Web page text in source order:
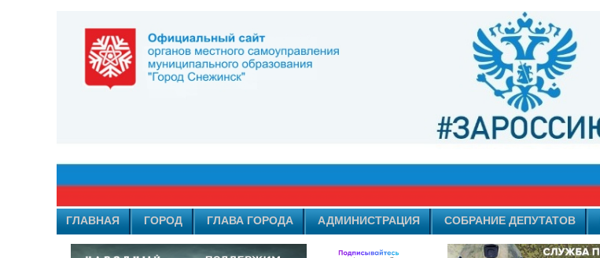
ГЛАВНАЯ ГОРОД ГЛАВА ГОРОДА АДМИНИСТРАЦИЯ СОБРАНИЕ ДЕПУТАТОВ